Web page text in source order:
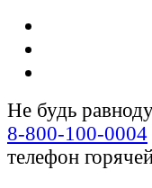
Не будь
8-800-100-0004
телефон